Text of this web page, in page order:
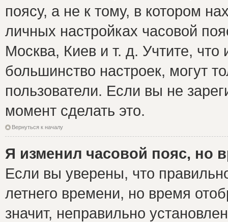
поясу, а не к тому, в котором
личных настройках часовой
Москва, Киев и т. д. Учтите, что
большинство настроек, могут
пользователи. Если вы не
момент сделать это.
Вернуться к началу
Я изменил часовой пояс, но
Если вы уверены, что
летнего времени, но время
значит, неправильно